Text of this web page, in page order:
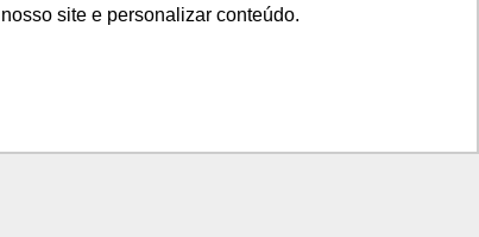
site e personalizar conteúdo.